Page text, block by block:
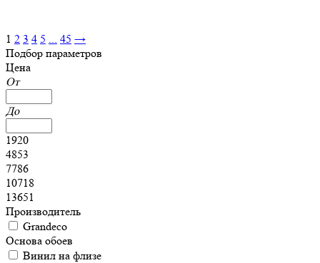
1 2 3 4 5 ... 45 →
Подбор параметров
Цена
От
До
1920
4853
7786
10718
13651
Производитель
Grandeco
Основа обоев
Винил на флизе